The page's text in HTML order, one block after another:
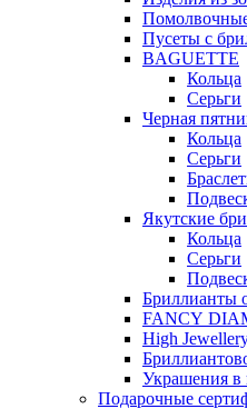
Пусеты с
BAGUETTE
Кольца
Серьги
Черная
Кольца
Серьги
Якутские
Кольца
Серьги
Бриллианты
FANCY
High
Украшения в
Подарочные